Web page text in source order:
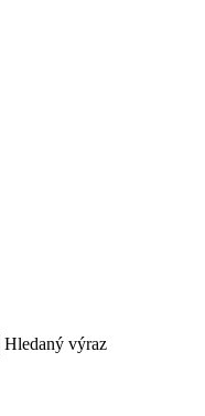
Hledaný výraz